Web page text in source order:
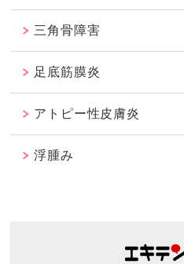
三角骨障害
足底筋膜炎
アトピー性皮膚炎
浮腫み